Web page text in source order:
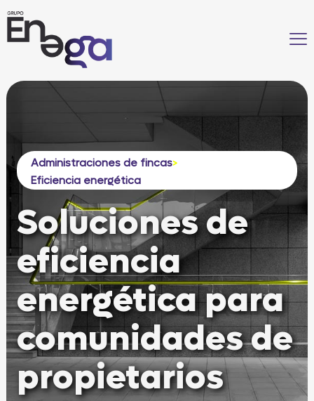
Administraciones de fincas>
Eficiencia energética
Soluciones de
eficiencia
energética para
comunidades de
propietarios